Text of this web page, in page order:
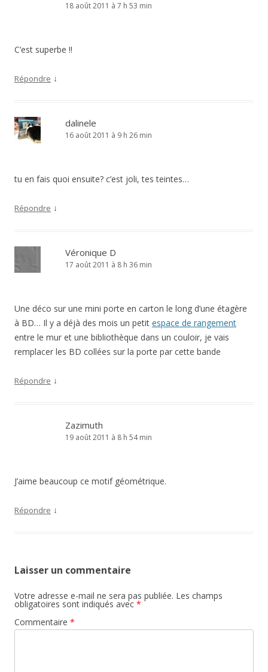
18 août 2011 à 7 h 53 min
C’est superbe !!
Répondre ↓
dalinele
16 août 2011 à 9 h 26 min
tu en fais quoi ensuite? c’est joli, tes teintes…
Répondre ↓
Véronique D
17 août 2011 à 8 h 36 min
Une déco sur une mini porte en carton le long d’une étagère
à BD… Il y a déjà des mois un petit espace de rangement
entre le mur et une bibliothèque dans un couloir, je vais
remplacer les BD collées sur la porte par cette bande
Répondre ↓
Zazimuth
19 août 2011 à 8 h 54 min
J’aime beaucoup ce motif géométrique.
Répondre ↓
Laisser un commentaire
Votre adresse e-mail ne sera pas publiée. Les champs
obligatoires sont indiqués avec *
Commentaire *